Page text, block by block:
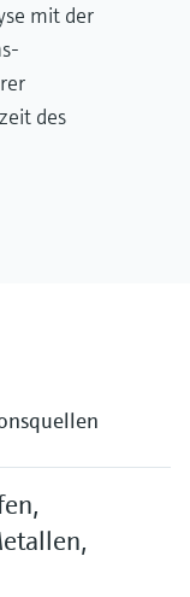
mit der
des